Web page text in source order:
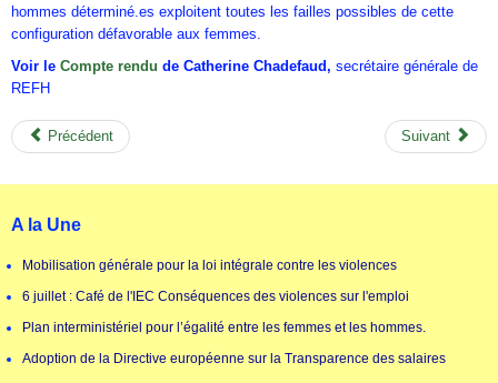
hommes déterminé.es exploitent toutes les failles possibles de cette
configuration défavorable aux femmes.
Voir le Compte rendu de Catherine Chadefaud, secrétaire générale de
REFH
Précédent Suivant
A la Une
Mobilisation générale pour la loi intégrale contre les violences
6 juillet : Café de l'IEC Conséquences des violences sur l'emploi
Plan interministériel pour l’égalité entre les femmes et les hommes.
Adoption de la Directive européenne sur la Transparence des salaires